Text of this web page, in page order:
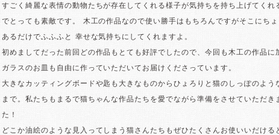
すごく綺麗な表情の動物たちが存在してくれる様子が気持ちを持ち上げてくれ
でとっても素敵です。 木工の作品なので使い勝手はもちろんですがそこにちょ
あるだけでふふふと 幸せな気持ちにしてくれますよ。
初めましてだった前回どの作品もとても好評でしたので、今回も木工の作品に
ガラスのお皿も自由に作っていただいてお届けくださっています。
大きなカッティングボードや匙も大きなものからひょろりと猫のしっぽのよう
まで。私たちもまるで猫ちゃんな作品たちを愛でながら準備をさせていただき
た！
どこか油絵のような見入ってしまう猫さんたちもぜひたくさんお使いいだける